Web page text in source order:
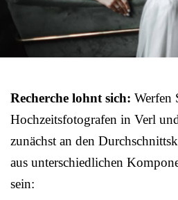
Recherche lohnt sich: Werfen
Hochzeitsfotografen in Verl
zunächst an den
aus unterschiedlichen
sein: